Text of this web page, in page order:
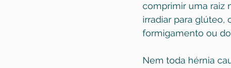
comprimir uma raiz
irradiar para glúteo,
formigamento ou
Nem toda hérnia